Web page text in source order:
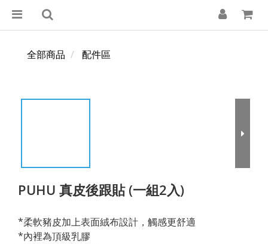
全部商品 配件區
PUHU 真皮後跟貼 (一組2入)
*柔軟豬皮加上表面絨布設計，觸感更舒適
*內裡為頂級乳膠